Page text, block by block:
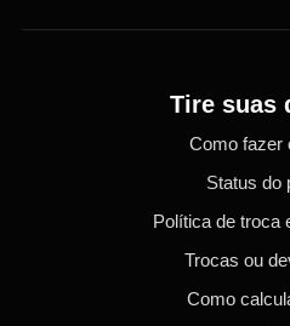
Tire suas
Como fazer
Status do
Política de troca
Trocas ou
Como